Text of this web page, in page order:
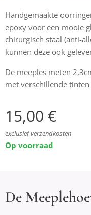
Handgemaakte
epoxy voor een mooie
chirurgisch staal (anti-
kunnen deze ook
De meeples meten
met verschillende
15,00 €
exclusief verzendkosten
Op voorraad
De